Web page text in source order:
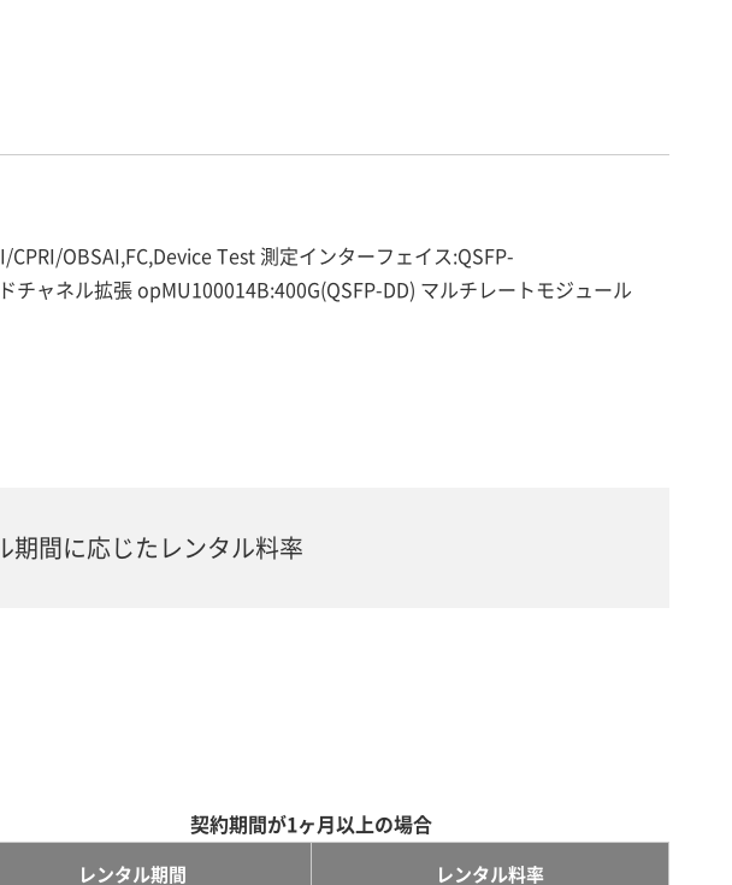
OBSAI,FC,Device Test 測定インターフェイス:QSFP-
チャネル拡張 opMU100014B:400G(QSFP-DD) マルチレートモジュール
に応じたレンタル料率
契約期間が1ヶ月以上の場合
レンタル期間 レンタル料率